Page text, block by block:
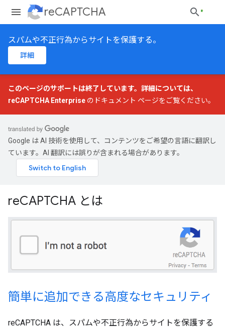
reCAPTCHA
スパムや不正行為からサイトを保護する。
詳細
このページのサポートは終了しています。詳細については、
reCAPTCHA Enterprise のドキュメント ページをご覧ください。
Google は AI 技術を使用して、コンテンツをご希望の言語に翻訳し
ています。AI 翻訳には誤りが含まれる場合があります。
reCAPTCHA とは
簡単に追加できる高度なセキュリティ
reCAPTCHA は、スパムや不正行為からサイトを保護する